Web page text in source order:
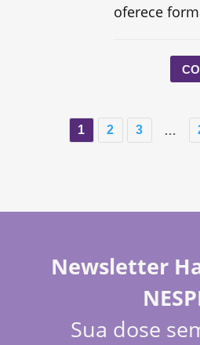
oferece
1 2 3 …
Newsletter
Sua dose